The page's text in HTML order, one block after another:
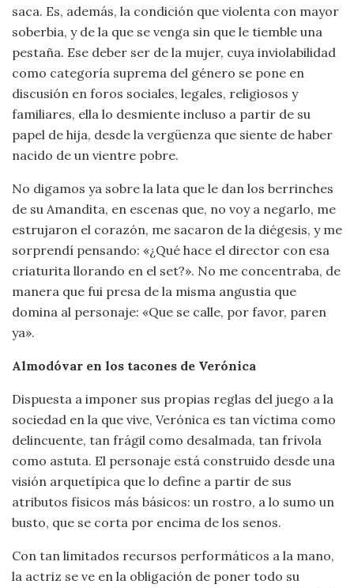
saca. Es, además, la condición que violenta con mayor
soberbia, y de la que se venga sin que le tiemble una
pestaña. Ese deber ser de la mujer, cuya inviolabilidad
como categoría suprema del género se pone en
discusión en foros sociales, legales, religiosos y
familiares, ella lo desmiente incluso a partir de su
papel de hija, desde la vergüenza que siente de haber
nacido de un vientre pobre.
No digamos ya sobre la lata que le dan los berrinches
de su Amandita, en escenas que, no voy a negarlo, me
estrujaron el corazón, me sacaron de la diégesis, y me
sorprendí pensando: «¿Qué hace el director con esa
criaturita llorando en el set?». No me concentraba, de
manera que fui presa de la misma angustia que
domina al personaje: «Que se calle, por favor, paren
ya».
Almodóvar en los tacones de Verónica
Dispuesta a imponer sus propias reglas del juego a la
sociedad en la que vive, Verónica es tan víctima como
delincuente, tan frágil como desalmada, tan frívola
como astuta. El personaje está construido desde una
visión arquetípica que lo define a partir de sus
atributos físicos más básicos: un rostro, a lo sumo un
busto, que se corta por encima de los senos.
Con tan limitados recursos performáticos a la mano,
la actriz se ve en la obligación de poner todo su